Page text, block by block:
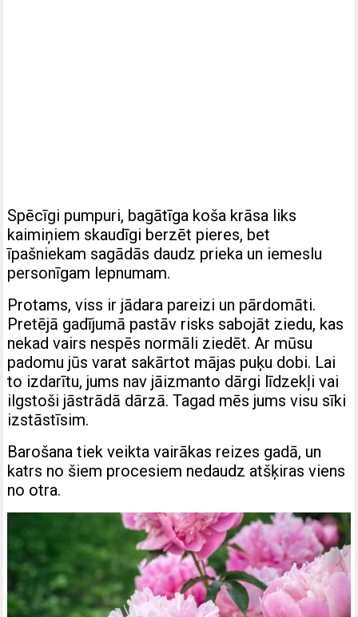
Spēcīgi pumpuri, bagātīga koša krāsa liks
kaimiņiem skaudīgi berzēt pieres, bet
īpašniekam sagādās daudz prieka un iemeslu
personīgam lepnumam.
Protams, viss ir jādara pareizi un pārdomāti.
Pretējā gadījumā pastāv risks sabojāt ziedu, kas
nekad vairs nespēs normāli ziedēt. Ar mūsu
padomu jūs varat sakārtot mājas puķu dobi. Lai
to izdarītu, jums nav jāizmanto dārgi līdzekļi vai
ilgstoši jāstrādā dārzā. Tagad mēs jums visu sīki
izstāstīsim.
Barošana tiek veikta vairākas reizes gadā, un
katrs no šiem procesiem nedaudz atšķiras viens
no otra.